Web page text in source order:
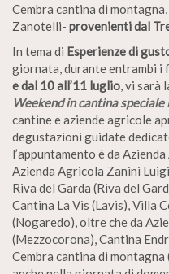
Cembra cantina di
Zanotelli- provenienti dal
In tema di Esperienze di
giornata, durante entrambi i
e dal 10 all’11 luglio, vi sarà
Weekend in cantina
cantine e aziende agricole
degustazioni guidate
l’appuntamento è da
Azienda Agricola Zanini
Riva del Garda (Riva del
Cantina La Vis (Lavis), Villa
(Nogaredo), oltre che da
(Mezzocorona), Cantina
Cembra cantina di